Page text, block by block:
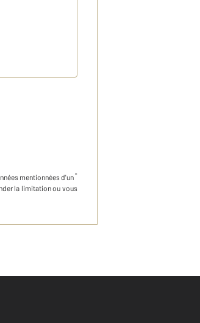
mentionnées d'un*
la limitation ou vous